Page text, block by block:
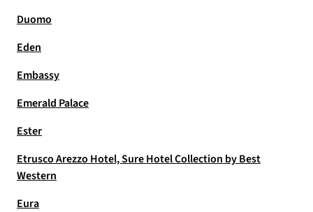
Duomo
Eden
Embassy
Emerald Palace
Ester
Etrusco Arezzo Hotel, Sure Hotel Collection by Best
Western
Eura